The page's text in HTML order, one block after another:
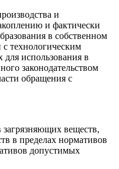
и
и фактически
в собственном
с технологическим
использования в
законодательством
обращения с
веществ,
в пределах нормативов
допустимых